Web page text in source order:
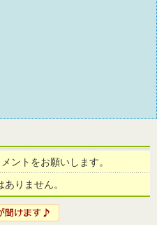
ントをお願いします。
りません。